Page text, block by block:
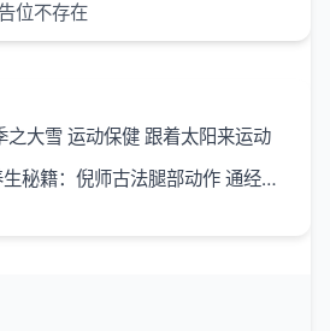
位不存在
之大雪 运动保健 跟着太阳来运动
久坐养生秘籍：倪师古法腿部动作 通经络 养身心